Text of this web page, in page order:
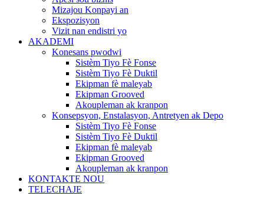
Mizajou Konpayi an
Ekspozisyon
Vizit nan endistri yo
AKADEMI
Konesans pwodwi
Sistèm Tiyo Fè Fonse
Sistèm Tiyo Fè Duktil
Ekipman fè maleyab
Ekipman Grooved
Akoupleman ak kranpon
Konsepsyon, Enstalasyon, Antretyen ak Depo
Sistèm Tiyo Fè Fonse
Sistèm Tiyo Fè Duktil
Ekipman fè maleyab
Ekipman Grooved
Akoupleman ak kranpon
KONTAKTE NOU
TELECHAJE